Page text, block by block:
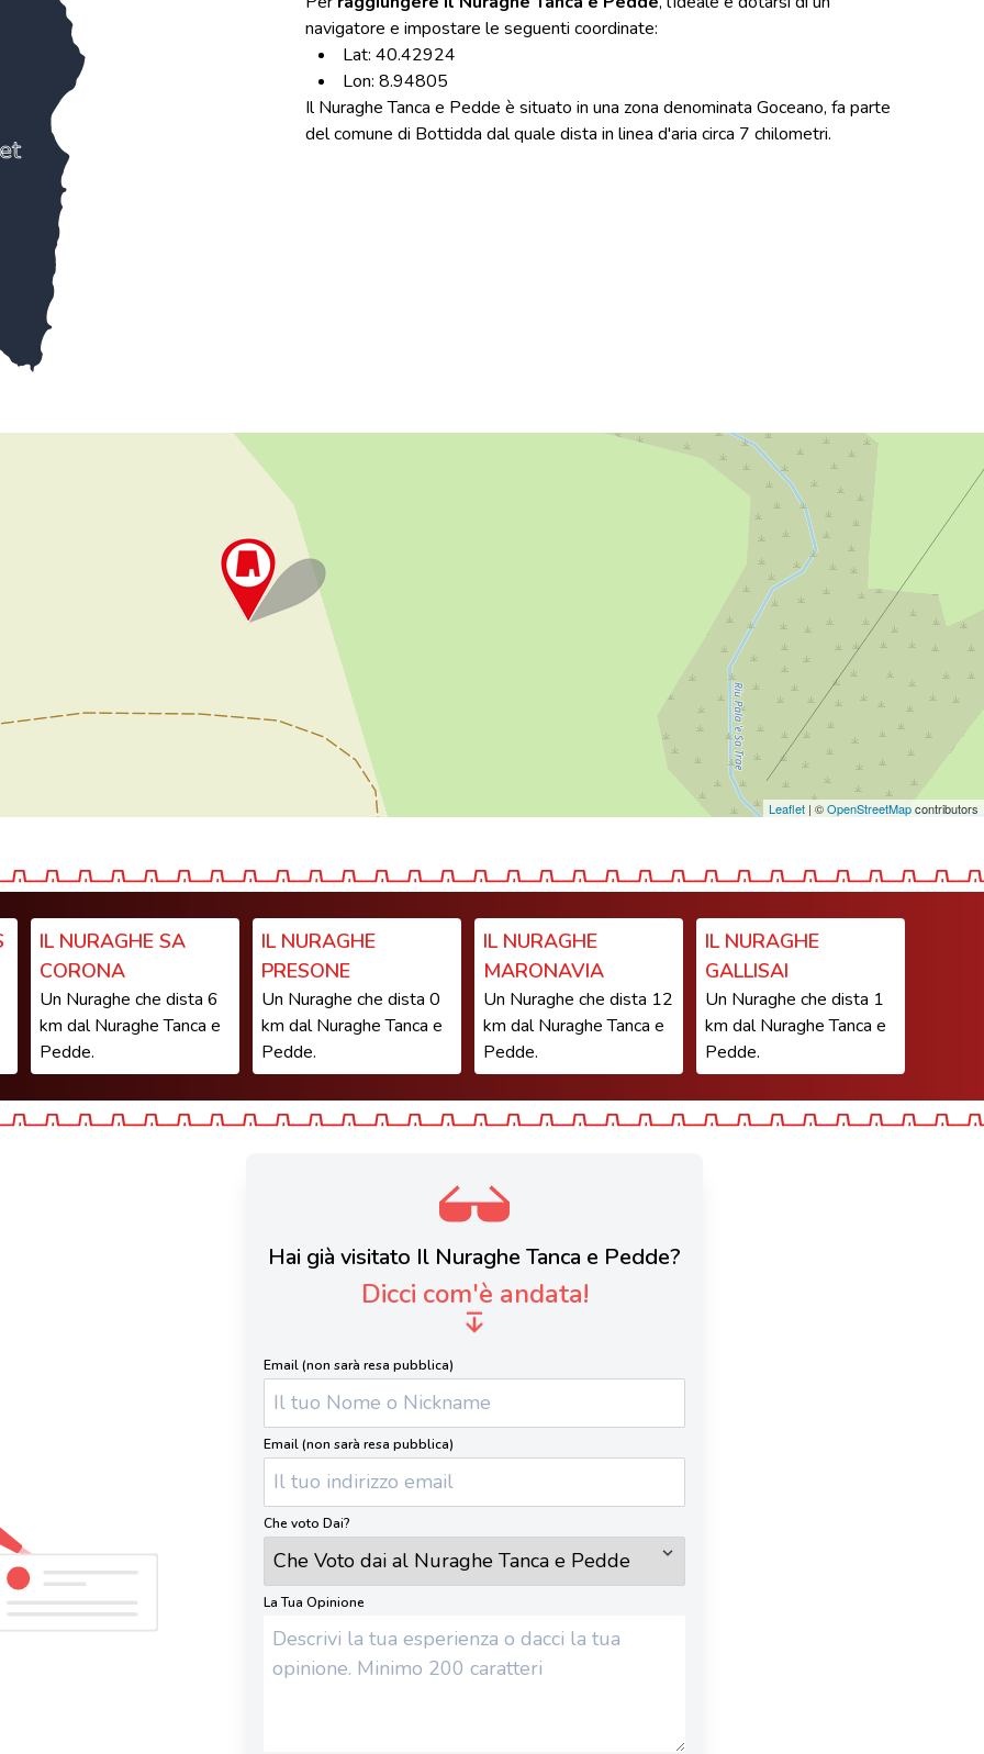
navigatore e impostare le seguenti coordinate:
Lat: 40.42924
Lon: 8.94805
Il Nuraghe Tanca e Pedde è situato in una zona denominata Goceano, fa parte
del comune di Bottidda dal quale dista in linea d'aria circa 7 chilometri.
Leaflet | ©OpenStreetMapcontributors
IL NURAGHE SA
CORONA
Un Nuraghe che dista 6
km dal Nuraghe Tanca e
Pedde.
IL NURAGHE
PRESONE
Un Nuraghe che dista 0
km dal Nuraghe Tanca e
Pedde.
IL NURAGHE
MARONAVIA
Un Nuraghe che dista 12
km dal Nuraghe Tanca e
Pedde.
IL NURAGHE
GALLISAI
Un Nuraghe che dista 1
km dal Nuraghe Tanca e
Pedde.
Hai già visitato Il Nuraghe Tanca e Pedde?
Dicci com'è andata!
Email (non sarà resa pubblica)
Email (non sarà resa pubblica)
Che voto Dai?
La Tua Opinione